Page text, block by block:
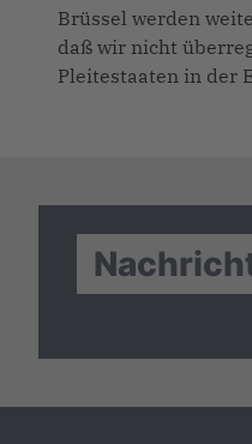
Brüssel werden
daß wir nicht
Pleitestaaten in der